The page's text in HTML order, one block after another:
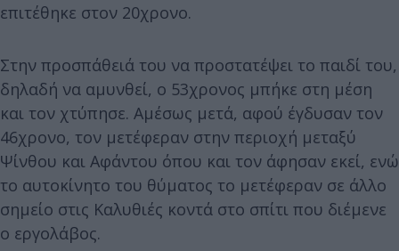
επιτέθηκε στον 20χρονο.
Στην προσπάθειά του να προστατέψει το παιδί του,
δηλαδή να αμυνθεί, ο 53χρονος μπήκε στη μέση
και τον χτύπησε. Αμέσως μετά, αφού έγδυσαν τον
46χρονο, τον μετέφεραν στην περιοχή μεταξύ
Ψίνθου και Αφάντου όπου και τον άφησαν εκεί, ενώ
το αυτοκίνητο του θύματος το μετέφεραν σε άλλο
σημείο στις Καλυθιές κοντά στο σπίτι που διέμενε
ο εργολάβος.